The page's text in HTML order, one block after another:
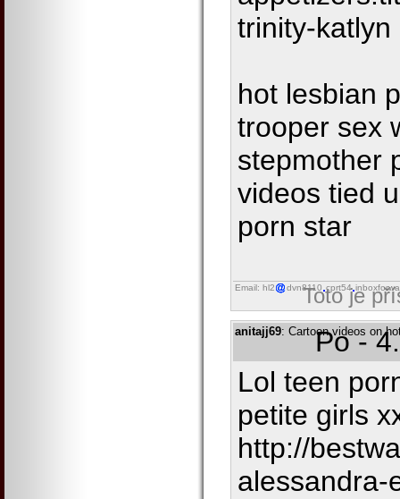
trinity-katlyn
hot lesbian
trooper sex
stepmother
videos tied
porn star
Email: hl2 dvn8110 cprt54
Toto je
anitajj69: Cartoon videos on
Po -
Lol teen
petite girls
http://
alessandra-